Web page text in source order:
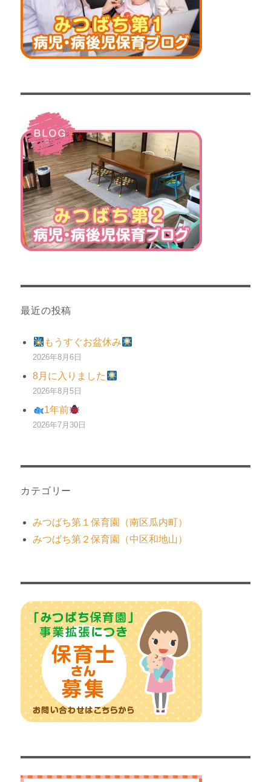
最近の投稿
もうすぐお盆休み
2026年8月6日
8月に入りました
2026年8月5日
1年前
2026年7月30日
カテゴリー
みつばち第１保育園（南区瓜内町）
みつばち第２保育園（中区和地山）